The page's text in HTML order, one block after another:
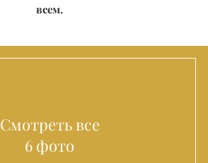
всем.
Смотреть все
6 фото